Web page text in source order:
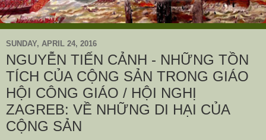
SUNDAY, APRIL 24, 2016
NGUYỄN TIẾN CẢNH - NHỮNG TỒN
TÍCH CỦA CỘNG SẢN TRONG GIÁO
HỘI CÔNG GIÁO / HỘI NGHỊ
ZAGREB: VỀ NHỮNG DI HẠI CỦA
CỘNG SẢN